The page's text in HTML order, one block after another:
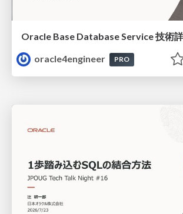
Oracle Base Database Service 技術
oracle4engineer
PRO